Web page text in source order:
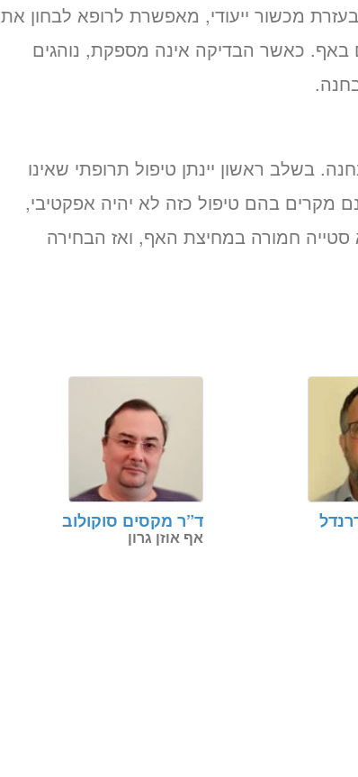
מכשור ייעודי, מאפשרת לרופא לבחון את
באף. כאשר הבדיקה אינה מספקת, נוהגים
בשלב ראשון יינתן טיפול תרופתי שאינו
מקרים בהם טיפול כזה לא יהיה אפקטיבי,
חמורה במחיצת האף, ואז הבחירה
ד”ר מקסים סוקולוב
אף אוזן גרון